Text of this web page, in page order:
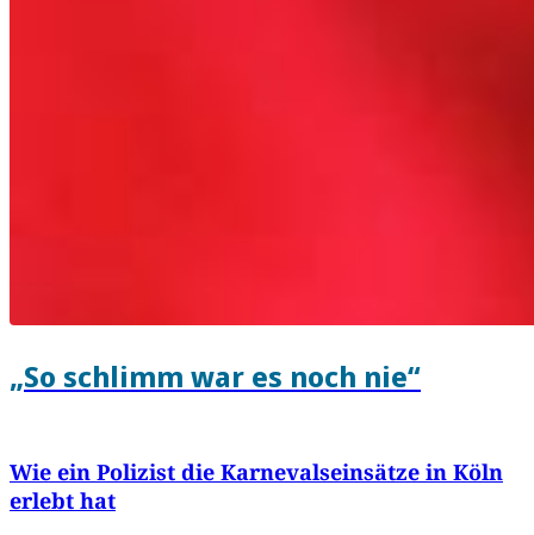
„So schlimm war es noch nie“
Wie ein Polizist die Karnevalseinsätze in Köln
erlebt hat